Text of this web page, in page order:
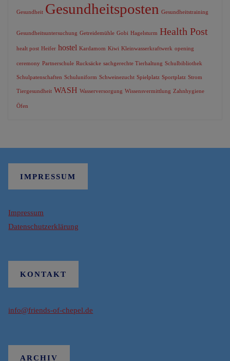
Gesundheit Gesundheitsposten Gesundheitstraining
Gesundheitsuntersuchung Getreidemühle Gobi Hagelsturm Health Post
healt post Heifer hostel Kardamom Kiwi Kleinwasserkraftwerk opening
ceremony Partnerschule Rucksäcke sachgerechte Tierhaltung Schulbibliothek
Schulpatenschaften Schuluniform Schweinezucht Spielplatz Sportplatz Strom
Tiergesundheit WASH Wasserversorgung Wissensvermittlung Zahnhygiene
Öfen
IMPRESSUM
Impressum
Datenschutzerklärung
KONTAKT
info@friends-of-chepel.de
ARCHIV